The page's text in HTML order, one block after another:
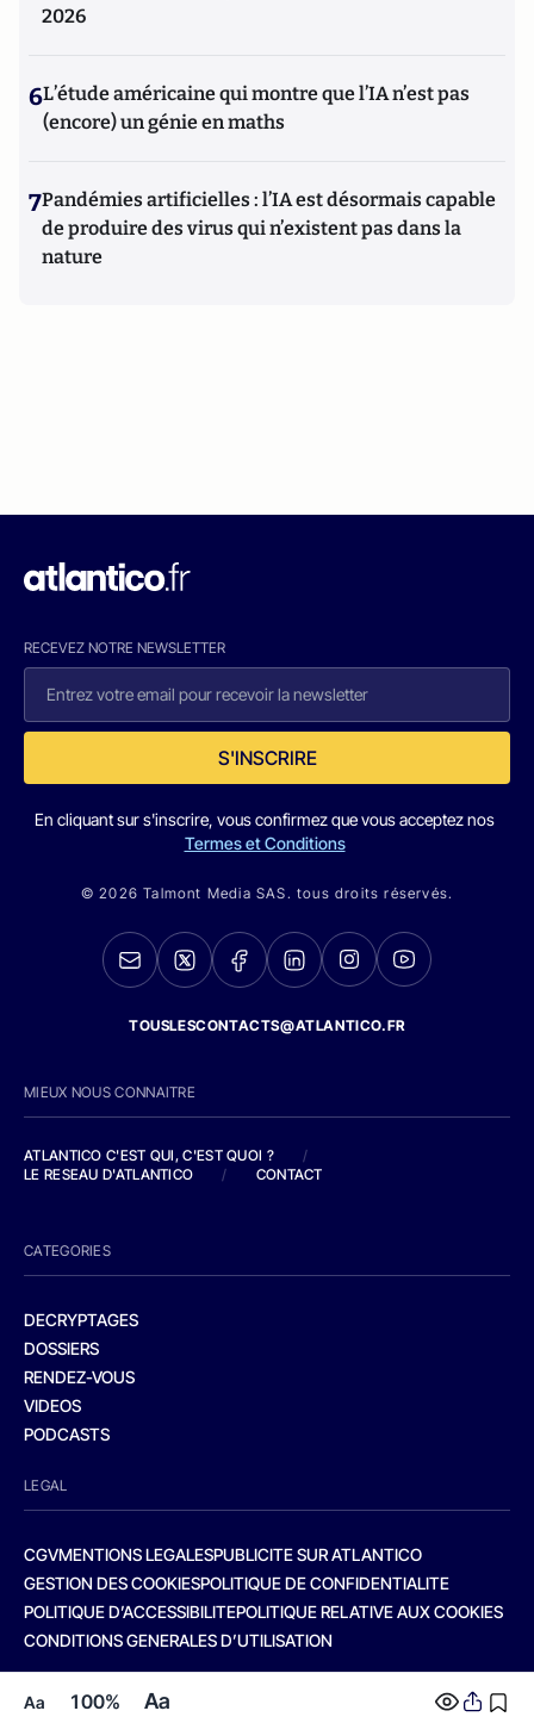
Aa 100% Aa
2026
6L’étude américaine qui montre que l’IA n’est pas
(encore) un génie en maths
7Pandémies artificielles : l’IA est désormais capable
de produire des virus qui n’existent pas dans la
nature
RECEVEZ NOTRE NEWSLETTER
S'INSCRIRE
En cliquant sur s'inscrire, vous confirmez que vous acceptez nos
Termes et Conditions
© 2026 Talmont Media SAS. tous droits réservés.
TOUSLESCONTACTS@ATLANTICO.FR
MIEUX NOUS CONNAITRE
ATLANTICO C'EST QUI, C'EST QUOI ?
/
LE RESEAU D'ATLANTICO
/ CONTACT
CATEGORIES
DECRYPTAGES
DOSSIERS
RENDEZ-VOUS
VIDEOS
PODCASTS
LEGAL
CGVMENTIONS LEGALESPUBLICITE SUR ATLANTICO
GESTION DES COOKIESPOLITIQUE DE CONFIDENTIALITE
POLITIQUE D’ACCESSIBILITEPOLITIQUE RELATIVE AUX COOKIES
CONDITIONS GENERALES D’UTILISATION